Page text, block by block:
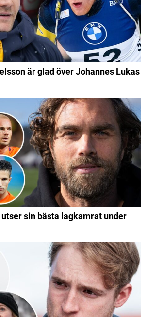
är glad över Johannes Lukas
sin bästa lagkamrat under